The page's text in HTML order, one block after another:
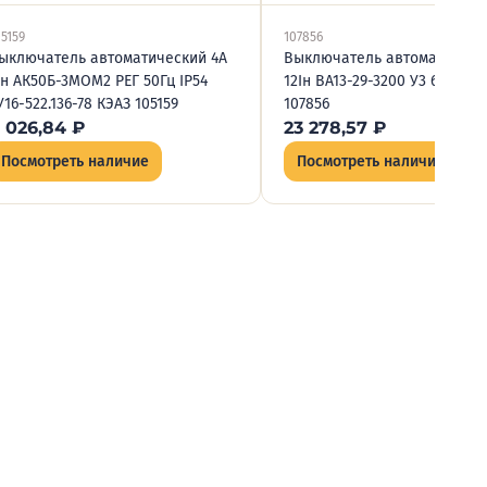
автоматический 4А
АК50Б-3МОМ2 РЕГ 50Гц IP54
522.136-78 КЭАЗ 105159
026,84 ₽
Посмотреть наличие
107856
Выключатель
12Iн ВА13-29-3200 У3 690В
107856
23 278,57 ₽
Посмотреть наличие